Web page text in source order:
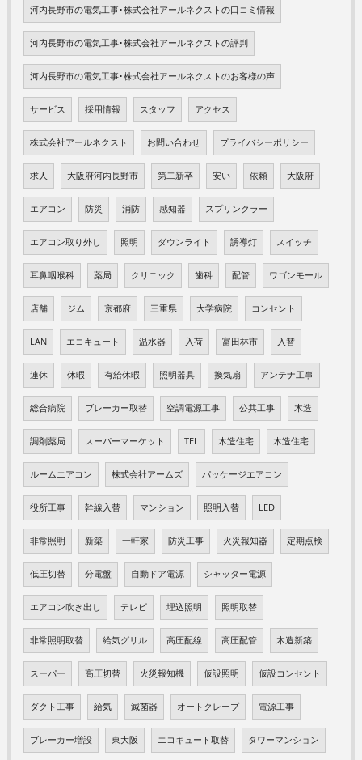
河内長野市の電気工事･株式会社アールネクストの口コミ情報
河内長野市の電気工事･株式会社アールネクストの評判
河内長野市の電気工事･株式会社アールネクストのお客様の声
サービス 採用情報 スタッフ アクセス
株式会社アールネクスト お問い合わせ プライバシーポリシー
求人 大阪府河内長野市 第二新卒 安い 依頼 大阪府
エアコン 防災 消防 感知器 スプリンクラー
エアコン取り外し 照明 ダウンライト 誘導灯 スイッチ
耳鼻咽喉科 薬局 クリニック 歯科 配管 ワゴンモール
店舗 ジム 京都府 三重県 大学病院 コンセント
LAN エコキュート 温水器 入荷 富田林市 入替
連休 休暇 有給休暇 照明器具 換気扇 アンテナ工事
総合病院 ブレーカー取替 空調電源工事 公共工事 木造
調剤薬局 スーパーマーケット TEL 木造住宅 木造住宅
ルームエアコン 株式会社アームズ パッケージエアコン
役所工事 幹線入替 マンション 照明入替 LED
非常照明 新築 一軒家 防災工事 火災報知器 定期点検
低圧切替 分電盤 自動ドア電源 シャッター電源
エアコン吹き出し テレビ 埋込照明 照明取替
非常照明取替 給気グリル 高圧配線 高圧配管 木造新築
スーパー 高圧切替 火災報知機 仮設照明 仮設コンセント
ダクト工事 給気 滅菌器 オートクレープ 電源工事
ブレーカー増設 東大阪 エコキュート取替 タワーマンション